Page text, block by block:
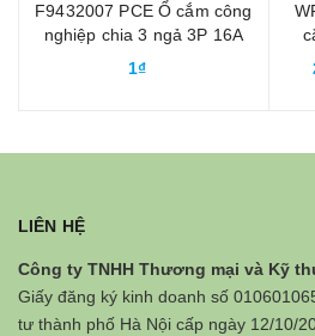
F9432007 PCE Ổ cắm công
nghiệp chia 3 ngả 3P 16A
chống nước IP67
1₫
LIÊN HỆ
Công ty TNHH Thương mại và Kỹ
Giấy đăng ký kinh doanh số
tư thành phố Hà Nội cấp ngày 12/10/